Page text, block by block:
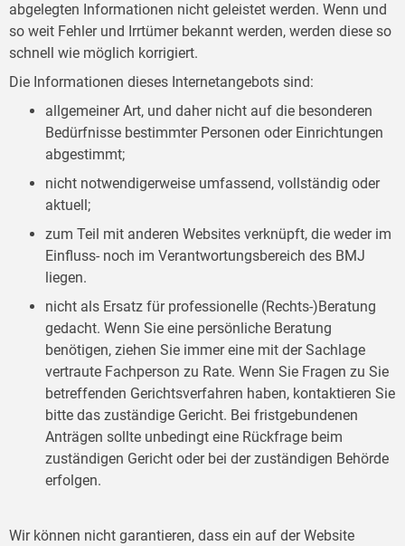
abgelegten Informationen nicht geleistet werden. Wenn und
so weit Fehler und Irrtümer bekannt werden, werden diese so
schnell wie möglich korrigiert.
Die Informationen dieses Internetangebots sind:
allgemeiner Art, und daher nicht auf die besonderen
Bedürfnisse bestimmter Personen oder Einrichtungen
abgestimmt;
nicht notwendigerweise umfassend, vollständig oder
aktuell;
zum Teil mit anderen Websites verknüpft, die weder im
Einfluss- noch im Verantwortungsbereich des BMJ
liegen.
nicht als Ersatz für professionelle (Rechts-)Beratung
gedacht. Wenn Sie eine persönliche Beratung
benötigen, ziehen Sie immer eine mit der Sachlage
vertraute Fachperson zu Rate. Wenn Sie Fragen zu Sie
betreffenden Gerichtsverfahren haben, kontaktieren Sie
bitte das zuständige Gericht. Bei fristgebundenen
Anträgen sollte unbedingt eine Rückfrage beim
zuständigen Gericht oder bei der zuständigen Behörde
erfolgen.
Wir können nicht garantieren, dass ein auf der Website